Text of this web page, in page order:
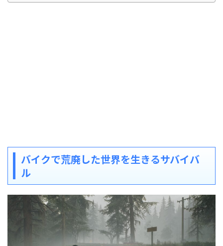
バイクで荒廃した世界を生きるサバイバ
ル